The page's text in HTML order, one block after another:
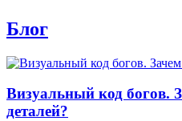
Блог
Визуальный код богов.
деталей?